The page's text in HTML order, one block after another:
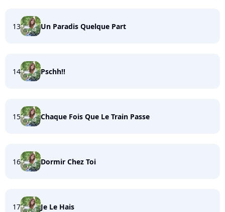
13 Un Paradis Quelque Part
14 Pschh!!
15 Chaque Fois Que Le Train Passe
16 Dormir Chez Toi
17 Je Le Hais